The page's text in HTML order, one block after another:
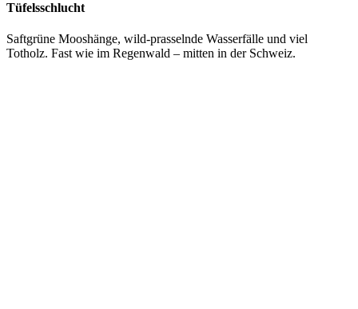
Tüfelsschlucht
Saftgrüne Mooshänge, wild-prasselnde Wasserfälle und viel
Totholz. Fast wie im Regenwald – mitten in der Schweiz.